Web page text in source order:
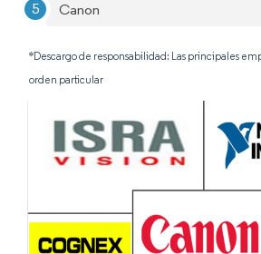
Canon
*Descargo de responsabilidad: Las principales
orden particular